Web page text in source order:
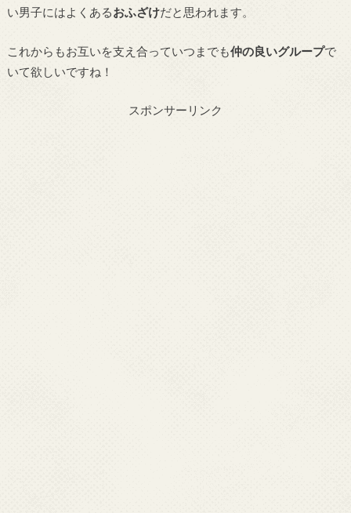
い男子にはよくあるおふざけだと思われます。
これからもお互いを支え合っていつまでも仲の良いグループで
いて欲しいですね！
スポンサーリンク